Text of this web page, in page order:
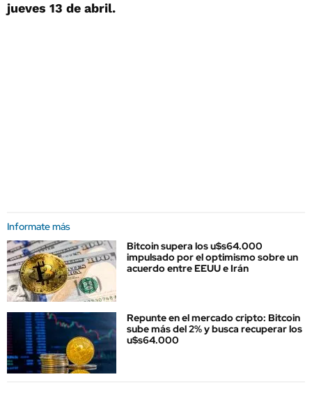
jueves 13 de abril.
Informate más
Bitcoin supera los u$s64.000
impulsado por el optimismo sobre un
acuerdo entre EEUU e Irán
Repunte en el mercado cripto: Bitcoin
sube más del 2% y busca recuperar los
u$s64.000